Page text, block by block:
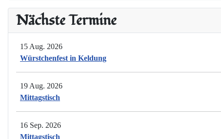
Nächste Termine
15 Aug. 2026
Würstchenfest in Keldung
19 Aug. 2026
Mittagstisch
16 Sep. 2026
Mittagstisch